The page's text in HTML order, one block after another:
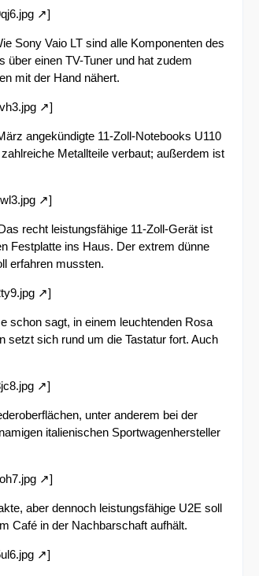
]
Sony Vaio LT sind alle Komponenten des
einen TV-Tuner und hat zudem
mit der Hand nähert.
]
angekündigte 11-Zoll-Notebooks U110
Metallteile verbaut; außerdem ist
]
recht leistungsfähige 11-Zoll-Gerät ist
Festplatte ins Haus. Der extrem dünne
erfahren mussten.
]
schon sagt, in einem leuchtenden Rosa
setzt sich rund um die Tastatur fort. Auch
]
unter anderem bei der
italienischen Sportwagenhersteller
]
aber dennoch leistungsfähige U2E soll
Café in der Nachbarschaft aufhält.
]